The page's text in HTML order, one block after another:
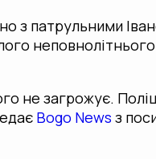
з патрульними
не загрожує.
Bogo News з